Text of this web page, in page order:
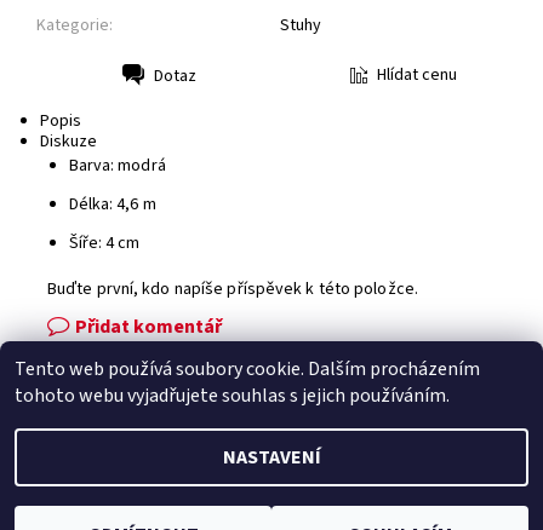
Kategorie: Stuhy
Dotaz
Hlídat cenu
Popis
Diskuze
Barva: modrá
Délka: 4,6 m
Šíře: 4 cm
Buďte první, kdo napíše příspěvek k této položce.
Přidat komentář
Facebook | Heureka.cz | Zboží.cz
2026 © Zahradní technika VOLEJNÍK, všechna práva vyhrazena
Tento web používá soubory cookie. Dalším procházením
tohoto webu vyjadřujete souhlas s jejich používáním.
NASTAVENÍ